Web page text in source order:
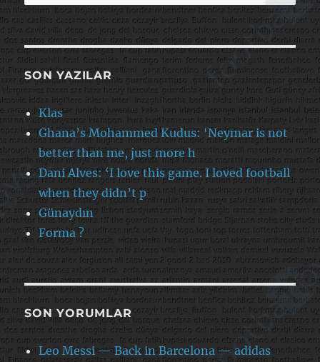
SON YAZILAR
Klas
Ghana’s Mohammed Kudus: ‘Neymar is not
better than me, just more h
Dani Alves: ‘I love this game. I loved football
when they didn’t p
Günaydın
Forma ?
SON YORUMLAR
Leo Messi — Back in Barcelona — adidas